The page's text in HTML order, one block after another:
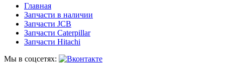
Главная
Запчасти в наличии
Запчасти JCB
Запчасти Caterpillar
Запчасти Hitachi
Мы в соцсетях: